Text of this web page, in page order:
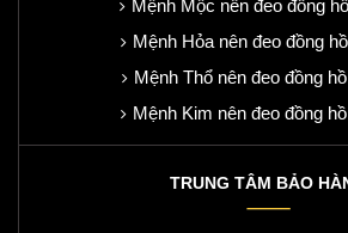
Mệnh Mộc nên đeo đồng
Mệnh Hỏa nên đeo đồng
Mệnh Thổ nên đeo đồng
Mệnh Kim nên đeo đồng
TRUNG TÂM BẢO